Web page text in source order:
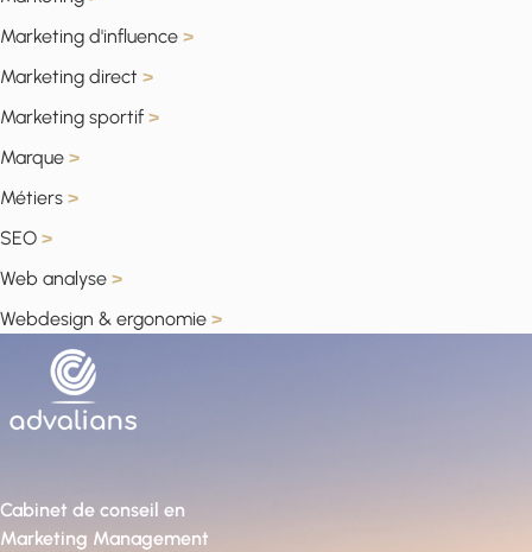
Marketing d'influence >
Marketing direct >
Marketing sportif >
Marque >
Métiers >
SEO >
Web analyse >
Webdesign & ergonomie >
Cabinet de conseil en
Marketing Management